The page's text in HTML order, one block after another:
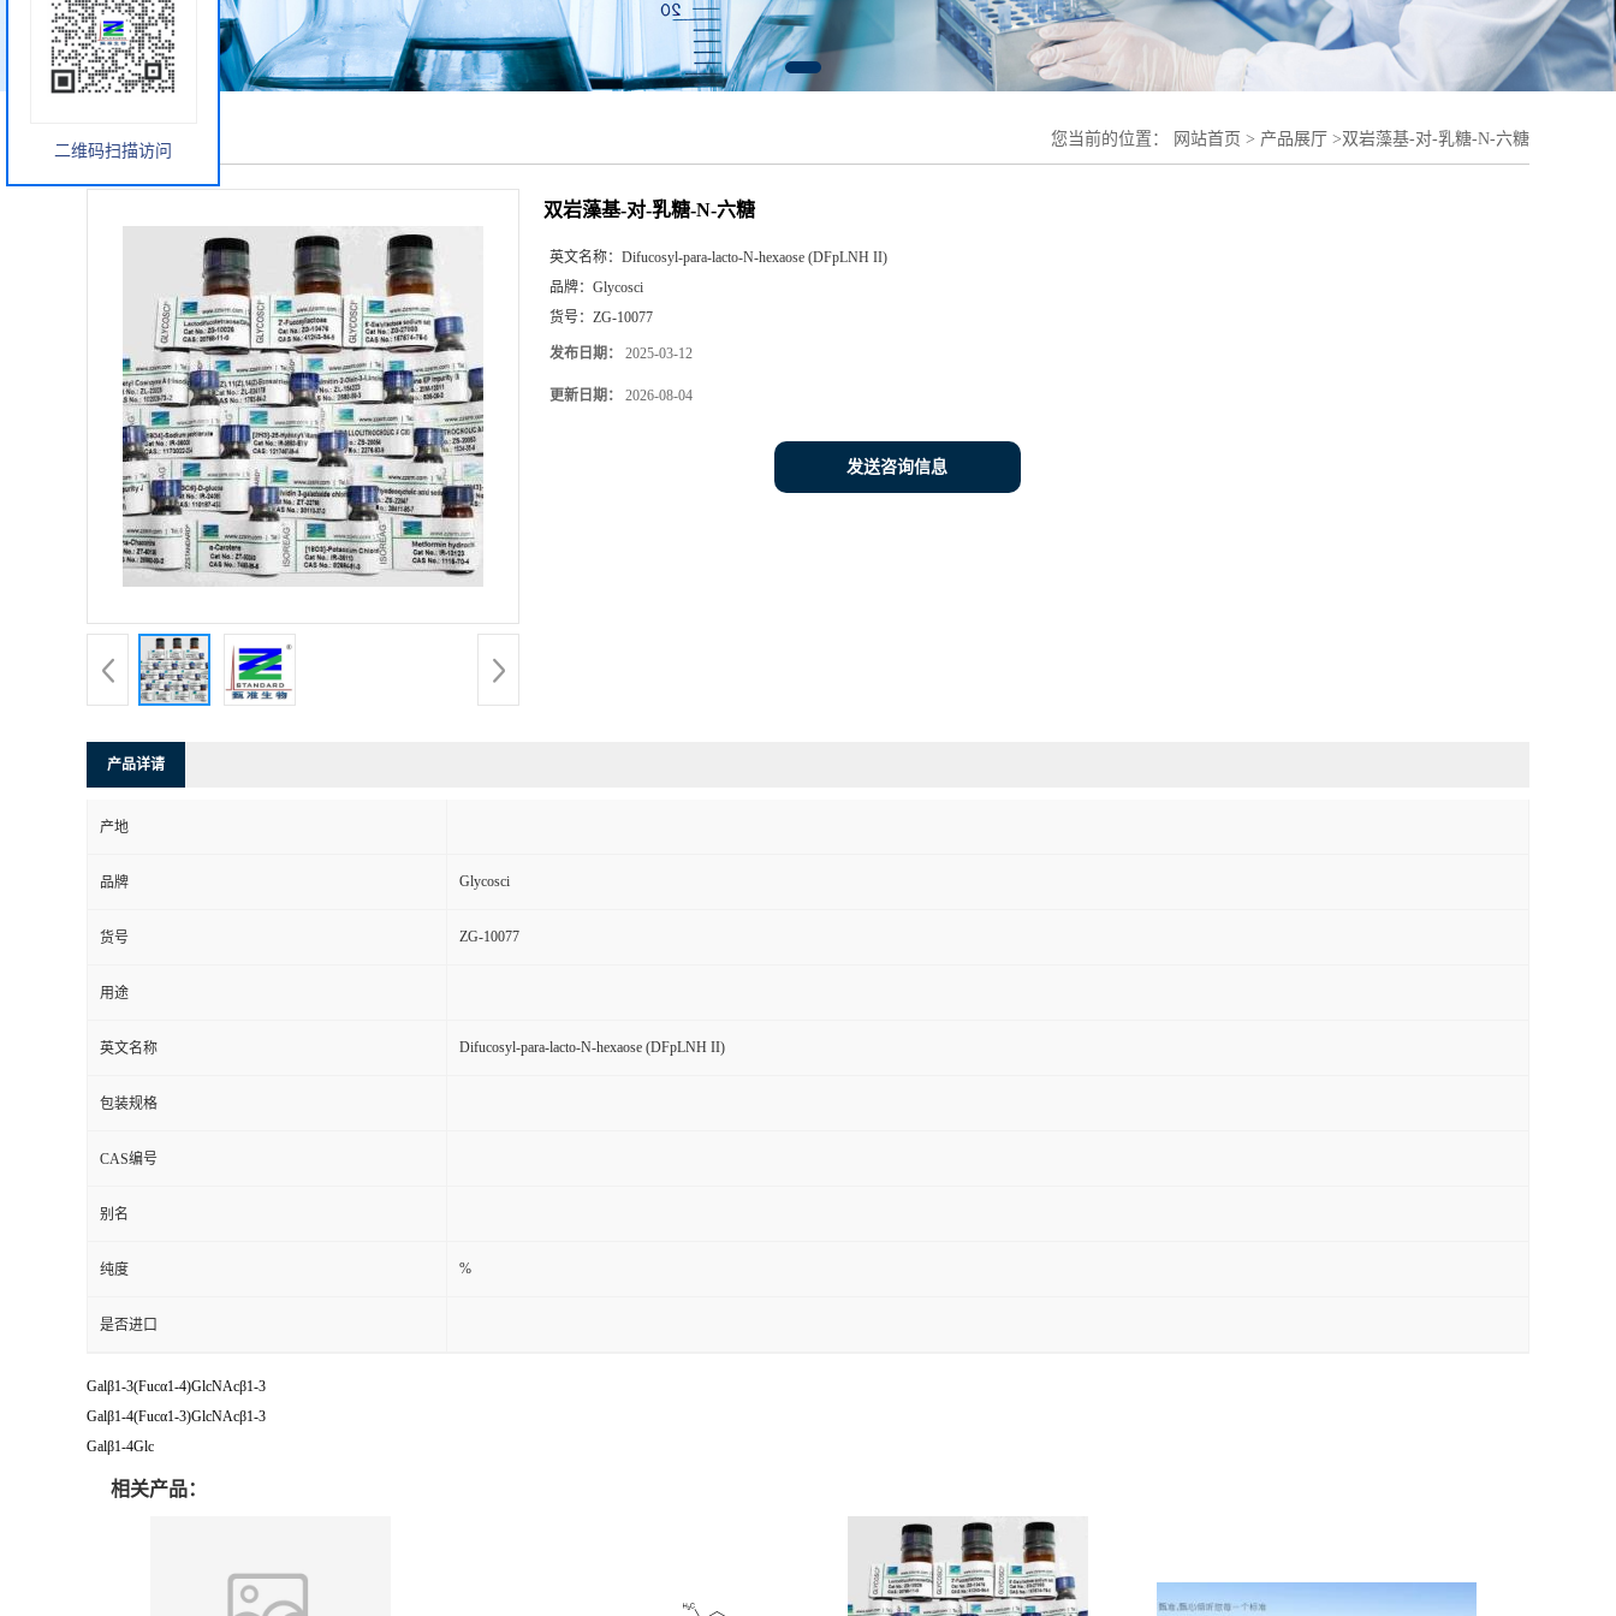
产品展厅 您当前的位置： 网站首页 > 产品展厅 >双岩藻基-对-乳糖-N-六糖
双岩藻基-对-乳糖-N-六糖
英文名称： Difucosyl-para-lacto-N-hexaose (DFpLNH II)
品牌： Glycosci
货号： ZG-10077
发布日期： 2025-03-12
更新日期： 2026-08-04
发送咨询信息
产品详请
产地
品牌 Glycosci
货号 ZG-10077
用途
英文名称 Difucosyl-para-lacto-N-hexaose (DFpLNH II)
包装规格
CAS编号
别名
纯度 %
是否进口
Galβ1-3(Fucα1-4)GlcNAcβ1-3
Galβ1-4(Fucα1-3)GlcNAcβ1-3
Galβ1-4Glc
相关产品：
二维码扫描访问